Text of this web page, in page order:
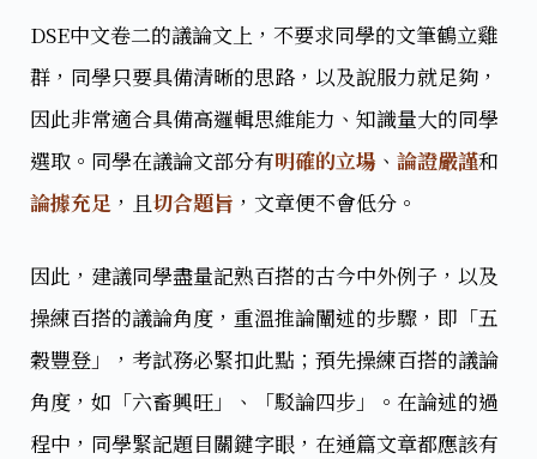
DSE中文卷二的議論文上，不要求同學的文筆鶴立雞
群，同學只要具備清晰的思路，以及說服力就足夠，
因此非常適合具備高邏輯思維能力、知識量大的同學
選取。同學在議論文部分有明確的立場 、 論證嚴謹和
論據充足 ，且切合題旨 ，文章便不會低分。
因此，建議同學盡量記熟百搭的古今中外例子，以及
操練百搭的議論角度，重溫推論闡述的步驟，即「五
穀豐登」，考試務必緊扣此點；預先操練百搭的議論
角度，如「六畜興旺」、「駁論四步」。在論述的過
程中，同學緊記題目關鍵字眼，在通篇文章都應該有